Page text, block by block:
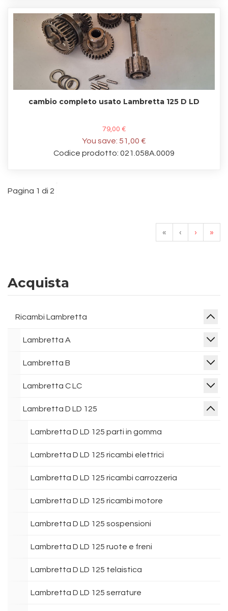
cambio completo usato Lambretta 125 D LD
79,00 €
You save: 51,00 €
Codice prodotto: 021.058A.0009
Pagina 1 di 2
« ‹ › »
Acquista
Ricambi Lambretta
Lambretta A
Lambretta B
Lambretta C LC
Lambretta D LD 125
Lambretta D LD 125 parti in gomma
Lambretta D LD 125 ricambi elettrici
Lambretta D LD 125 ricambi carrozzeria
Lambretta D LD 125 ricambi motore
Lambretta D LD 125 sospensioni
Lambretta D LD 125 ruote e freni
Lambretta D LD 125 telaistica
Lambretta D LD 125 serrature